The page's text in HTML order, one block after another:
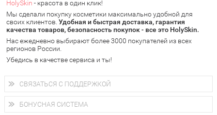
следующий день.
у Вас всегда есть возможность получитьбесплатную
доставку от HolySkin.
подробнее об условиях доставки и оплаты в Вашем городе
электронными способами.
HolySkin - красота в один клик!
Мы сделали покупку косметики максимально удобной для
своих клиентов. Удобная и быстрая доставка, гарантия
качества товаров, безопасность покупок - все это HolySkin.
Нас ежедневно выбирают более 3000 покупателей из всех
регионов России.
Убедись в качестве сервиса и ты!
СВЯЗАТЬСЯ С ПОДДЕРЖКОЙ
+7 (800) 707-24-55
Мы будем рады ответить на все Ваши вопросы по работе
магазина, проконсультировать по товарам, рассказать о
БОНУСНАЯ СИСТЕМА